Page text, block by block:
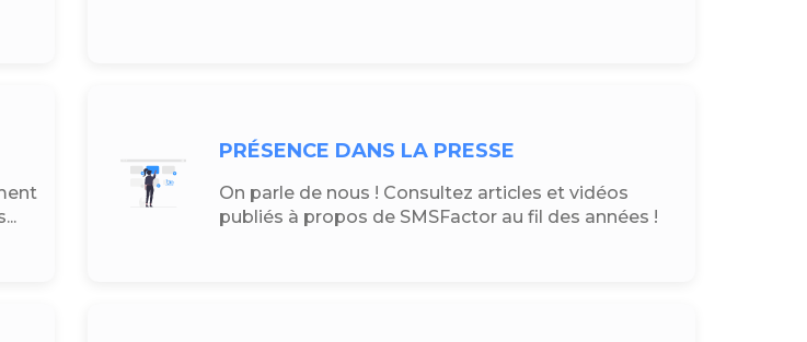
PRÉSENCE DANS LA PRESSE
On parle de nous ! Consultez articles et vidéos
publiés à propos de SMSFactor au fil des années !